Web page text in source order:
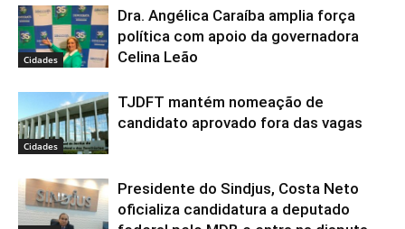
Cidades
Dra. Angélica Caraíba amplia força
política com apoio da governadora
Celina Leão
Cidades
TJDFT mantém nomeação de
candidato aprovado fora das vagas
Presidente do Sindjus, Costa Neto
oficializa candidatura a deputado